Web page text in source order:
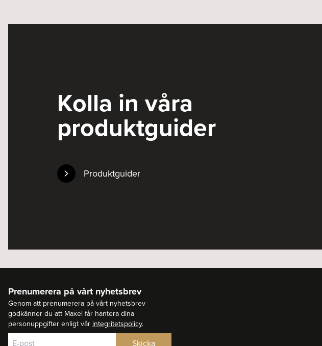
Kolla in våra
produktguider
Produktguider
Prenumerera på vårt nyhetsbrev
Genom att prenumerera på vårt nyhetsbrev
godkänner du att Maxel får hantera dina
personuppgifter enligt vår integritetspolicy.